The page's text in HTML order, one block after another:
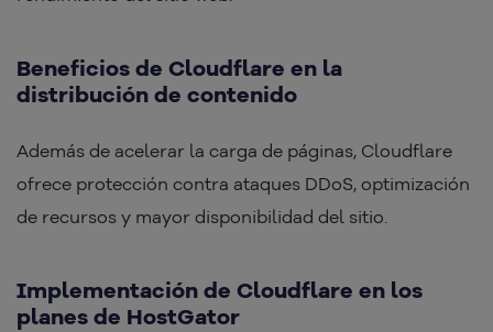
Beneficios de Cloudflare en la
distribución de contenido
Además de acelerar la carga de páginas, Cloudflare
ofrece protección contra ataques DDoS, optimización
de recursos y mayor disponibilidad del sitio.
Implementación de Cloudflare en los
planes de HostGator